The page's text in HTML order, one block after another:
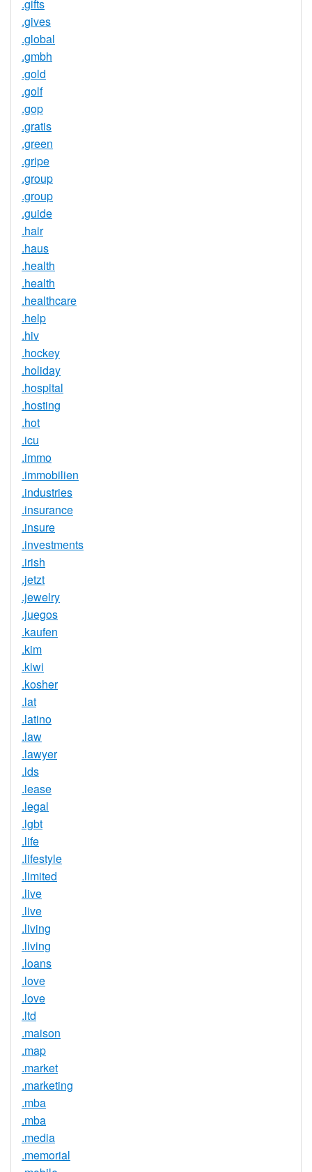
.gifts
.gives
.global
.gmbh
.gold
.golf
.gop
.gratis
.green
.gripe
.group
.group
.guide
.hair
.haus
.health
.health
.healthcare
.help
.hiv
.hockey
.holiday
.hospital
.hosting
.hot
.icu
.immo
.immobilien
.industries
.insurance
.insure
.investments
.irish
.jetzt
.jewelry
.juegos
.kaufen
.kim
.kiwi
.kosher
.lat
.latino
.law
.lawyer
.lds
.lease
.legal
.lgbt
.life
.lifestyle
.limited
.live
.live
.living
.living
.loans
.love
.love
.ltd
.maison
.map
.market
.marketing
.mba
.mba
.media
.memorial